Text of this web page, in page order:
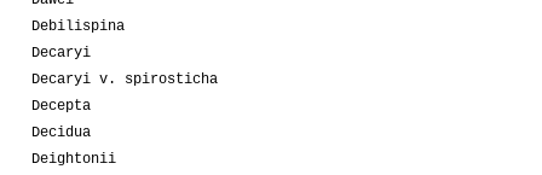
Debilispina
Decaryi
Decaryi v. spirosticha
Decepta
Decidua
Deightonii